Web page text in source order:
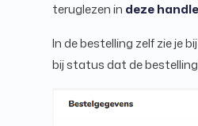
teruglezen in deze
In de bestelling zelf zie je
bij status dat de